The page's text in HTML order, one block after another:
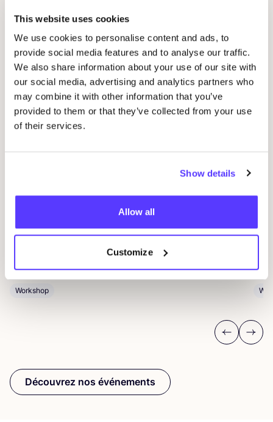
This website uses cookies
We use cookies to personalise content and ads, to
provide social media features and to analyse our traffic.
We also share information about your use of our site with
our social media, advertising and analytics partners who
may combine it with other information that you’ve
provided to them or that they’ve collected from your use
of their services.
Show details
Allow all
Customize
06 AUG
Blooming Flowers Embroidery Workshop
Eerste Jacob van Campenstraat 40, Amsterdam
Workshop
06
Previous
Next
Découvrez nos événements